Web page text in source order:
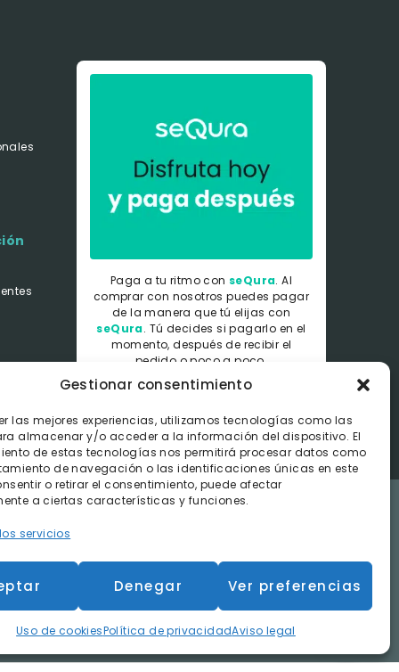
Gestionar consentimiento
las mejores experiencias, utilizamos tecnologías como las
almacenar y/o acceder a la información del dispositivo. El
de estas tecnologías nos permitirá procesar datos como
de navegación o las identificaciones únicas en este
o retirar el consentimiento, puede afectar
a ciertas características y funciones.
servicios
Denegar Ver preferencias
Uso de cookiesPolítica de privacidadAviso legal
Paga a tu ritmo con seQura. Al
comprar con nosotros puedes pagar
de la manera que tú elijas con
seQura. Tú decides si pagarlo en el
momento, después de recibir el
pedido o poco a poco.
dentro de la península.
Contratación